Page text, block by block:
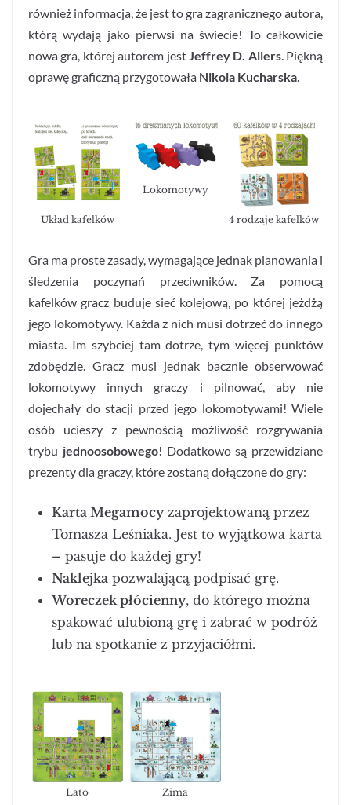
również informacja, że jest to gra zagranicznego autora,
którą wydają jako pierwsi na świecie! To całkowicie
nowa gra, której autorem jestJeffrey D. Allers. Piękną
oprawę graficzną przygotowała Nikola Kucharska.
Układ kafelków
Lokomotywy
4 rodzaje kafelków
Gra ma proste zasady, wymagające jednak planowania i
śledzenia poczynań przeciwników. Za pomocą
kafelków gracz buduje sieć kolejową, po której jeżdżą
jego lokomotywy. Każda z nich musi dotrzeć do innego
miasta. Im szybciej tam dotrze, tym więcej punktów
zdobędzie. Gracz musi jednak bacznie obserwować
lokomotywy innych graczy i pilnować, aby nie
dojechały do stacji przed jego lokomotywami! Wiele
osób ucieszy z pewnością możliwość rozgrywania
trybu jednoosobowego! Dodatkowo są przewidziane
prezenty dla graczy, które zostaną dołączone do gry:
Karta Megamocyzaprojektowaną przez
Tomasza Leśniaka. Jest to wyjątkowa karta
– pasuje do każdej gry!
Naklejka pozwalającą podpisać grę.
Woreczek płócienny, do którego można
spakować ulubioną grę i zabrać w podróż
lub na spotkanie z przyjaciółmi.
Lato Zima